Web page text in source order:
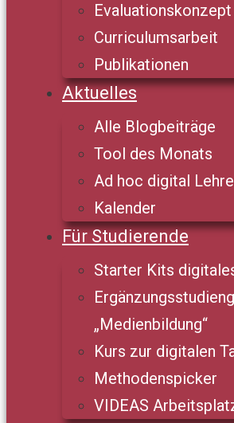
Evaluationskonzept
Curriculumsarbeit
Publikationen
Aktuelles
Alle Blogbeiträge
Tool des Monats
Ad hoc digital
Kalender
Für Studierende
Starter Kits
„Medienbildung“
Kurs zur digitalen
Methodenspicker
VIDEAS